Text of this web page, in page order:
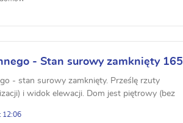
- Stan surowy zamknięty 165
- stan surowy zamknięty. Prześlę rzuty
i widok elewacji. Dom jest piętrowy (bez
12:06